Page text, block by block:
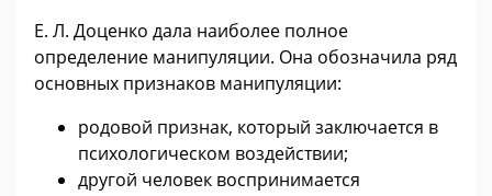
Е. Л. Доценко дала наиболее полное
определение манипуляции. Она обозначила ряд
основных признаков манипуляции:
родовой признак, который заключается в
психологическом воздействии;
другой человек воспринимается